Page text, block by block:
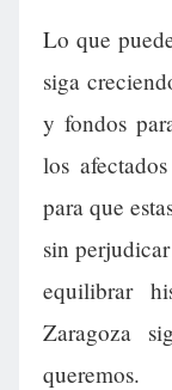
Lo que
siga
y fondos
los
para que
sin
equilibrar
Zaragoza
queremos.